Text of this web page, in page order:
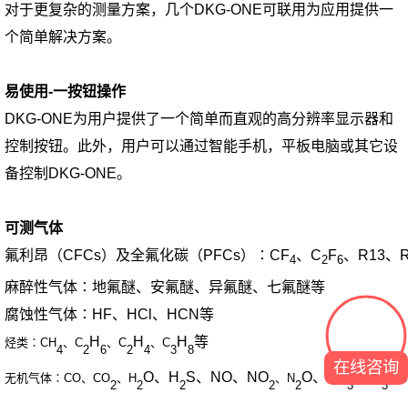
对于更复杂的测量方案，几个DKG-ONE可联用为应用提供一
个简单解决方案。
易使用-一按钮操作
DKG-ONE为用户提供了一个简单而直观的高分辨率显示器和
控制按钮。此外，用户可以通过智能手机，平板电脑或其它设
备控制DKG-ONE。
可测气体
氟利昂（CFCs）及全氟化碳（PFCs）∶CF4、C2F6、R13、
麻醉性气体∶地氟醚、安氟醚、异氟醚、七氟醚等
腐蚀性气体∶HF、HCl、HCN等
烃类∶CH
4
、C
2
H
6
、C
2
H
4
、C
3
H
8
等
无机气体∶CO、CO
2
、H
2
O、H
2
S、NO、NO
2
、N
2
O、NF
3
、NH
3
、
在线咨询